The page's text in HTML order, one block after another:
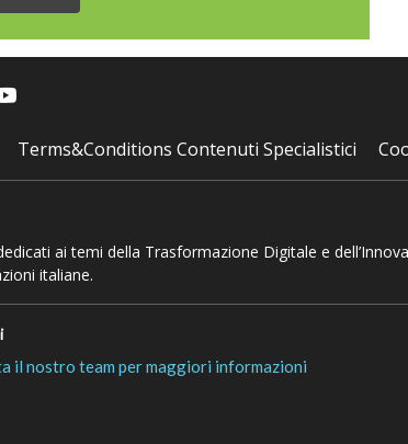
Terms&Conditions Contenuti Specialistici
ai temi della Trasformazione Digitale e
italiane.
il nostro team per maggiori informazioni